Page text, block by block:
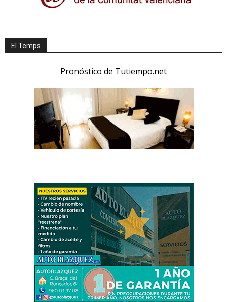
El Temps
Pronóstico de Tutiempo.net